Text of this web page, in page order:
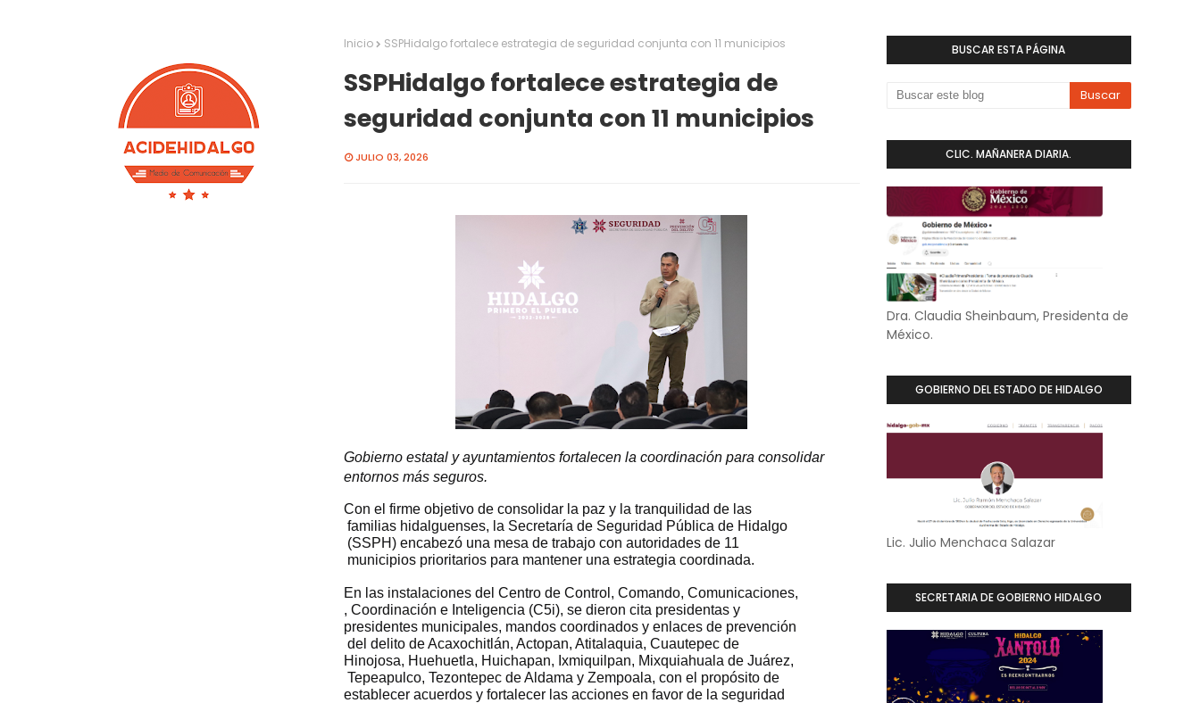
Inicio SSPHidalgo fortalece estrategia de seguridad conjunta con 11 municipios
SSPHidalgo fortalece estrategia de
seguridad conjunta con 11 municipios
JULIO 03, 2026
Gobierno estatal y ayuntamientos fortalecen la coordinación para consolidar
entornos más seguros.
Con el firme objetivo de consolidar la paz y la tranquilidad de las
familias hidalguenses, la Secretaría de Seguridad Pública de Hidalgo
(SSPH) encabezó una mesa de trabajo con autoridades de 11
municipios prioritarios para mantener una estrategia coordinada.
En las instalaciones del Centro de Control, Comando, Comunicaciones,
, Coordinación e Inteligencia (C5i), se dieron cita presidentas y
presidentes municipales, mandos coordinados y enlaces de prevención
del delito de Acaxochitlán, Actopan, Atitalaquia, Cuautepec de
Hinojosa, Huehuetla, Huichapan, Ixmiquilpan, Mixquiahuala de Juárez,
Tepeapulco, Tezontepec de Aldama y Zempoala, con el propósito de
establecer acuerdos y fortalecer las acciones en favor de la seguridad
BUSCAR ESTA PÁGINA
CLIC. MAÑANERA DIARIA.
Dra. Claudia Sheinbaum, Presidenta de
México.
GOBIERNO DEL ESTADO DE HIDALGO
Lic. Julio Menchaca Salazar
SECRETARIA DE GOBIERNO HIDALGO